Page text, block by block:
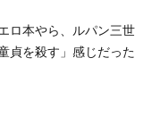
ロ本やら、ルパン三世
貞を殺す」感じだった